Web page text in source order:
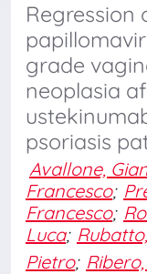
Regression
grade
neoplasia
psoriasis
Avallone,
Francesco;
Francesco;
Luca;
Pietro;